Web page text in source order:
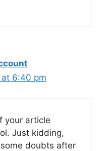
at 6:40 pm
your article
Just kidding,
doubts after